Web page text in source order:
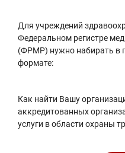
Для учреждений
Федеральном регистре
(ФРМР) нужно набирать в
формате:
Как найти Вашу
аккредитованных
услуги в области охраны